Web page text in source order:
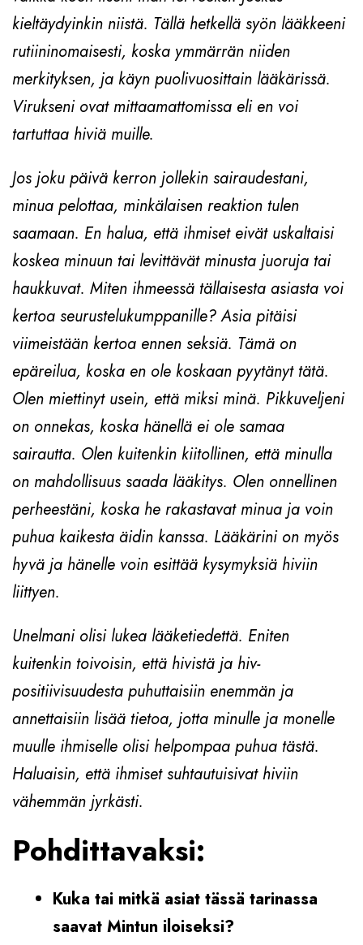
kieltäydyinkin niistä. Tällä hetkellä syön lääkkeeni
rutiininomaisesti, koska ymmärrän niiden
merkityksen, ja käyn puolivuosittain lääkärissä.
Virukseni ovat mittaamattomissa eli en voi
tartuttaa hiviä muille.
Jos joku päivä kerron jollekin sairaudestani,
minua pelottaa, minkälaisen reaktion tulen
saamaan. En halua, että ihmiset eivät uskaltaisi
koskea minuun tai levittävät minusta juoruja tai
haukkuvat. Miten ihmeessä tällaisesta asiasta voi
kertoa seurustelukumppanille? Asia pitäisi
viimeistään kertoa ennen seksiä. Tämä on
epäreilua, koska en ole koskaan pyytänyt tätä.
Olen miettinyt usein, että miksi minä. Pikkuveljeni
on onnekas, koska hänellä ei ole samaa
sairautta. Olen kuitenkin kiitollinen, että minulla
on mahdollisuus saada lääkitys. Olen onnellinen
perheestäni, koska he rakastavat minua ja voin
puhua kaikesta äidin kanssa. Lääkärini on myös
hyvä ja hänelle voin esittää kysymyksiä hiviin
liittyen.
Unelmani olisi lukea lääketiedettä. Eniten
kuitenkin toivoisin, että hivistä ja hiv-
positiivisuudesta puhuttaisiin enemmän ja
annettaisiin lisää tietoa, jotta minulle ja monelle
muulle ihmiselle olisi helpompaa puhua tästä.
Haluaisin, että ihmiset suhtautuisivat hiviin
vähemmän jyrkästi.
Pohdittavaksi:
Kuka tai mitkä asiat tässä tarinassa
saavat Mintun iloiseksi?